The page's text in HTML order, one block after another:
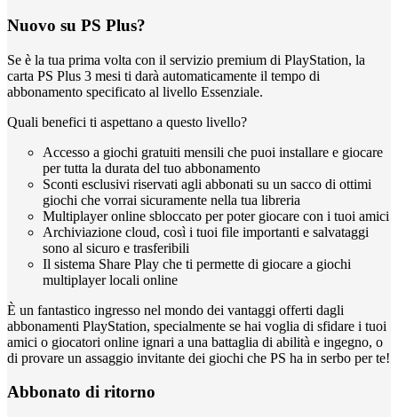
Nuovo su PS Plus?
Se è la tua prima volta con il servizio premium di PlayStation, la
carta PS Plus 3 mesi ti darà automaticamente il tempo di
abbonamento specificato al livello Essenziale.
Quali benefici ti aspettano a questo livello?
Accesso a giochi gratuiti mensili che puoi installare e giocare
per tutta la durata del tuo abbonamento
Sconti esclusivi riservati agli abbonati su un sacco di ottimi
giochi che vorrai sicuramente nella tua libreria
Multiplayer online sbloccato per poter giocare con i tuoi amici
Archiviazione cloud, così i tuoi file importanti e salvataggi
sono al sicuro e trasferibili
Il sistema Share Play che ti permette di giocare a giochi
multiplayer locali online
È un fantastico ingresso nel mondo dei vantaggi offerti dagli
abbonamenti PlayStation, specialmente se hai voglia di sfidare i tuoi
amici o giocatori online ignari a una battaglia di abilità e ingegno, o
di provare un assaggio invitante dei giochi che PS ha in serbo per te!
Abbonato di ritorno